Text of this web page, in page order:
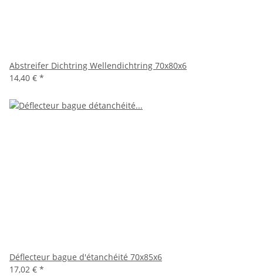
Abstreifer Dichtring Wellendichtring 70x80x6
14,40 € *
Déflecteur bague d'étanchéité 70x85x6
17,02 € *